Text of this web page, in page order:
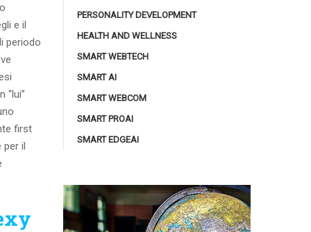
e il
periodo
“lui”
first
per il
PERSONALITY DEVELOPMENT
HEALTH AND WELLNESS
SMART WEBTECH
SMART AI
SMART WEBCOM
SMART PROAI
SMART EDGEAI